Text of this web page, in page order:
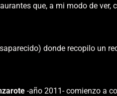
que, a mi modo de ver,
donde recopilo un
-año 2011- comienzo a